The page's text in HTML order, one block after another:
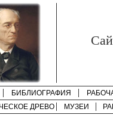
БИБЛИОГРАФИЯ
ДРЕВО
МУЗЕИ